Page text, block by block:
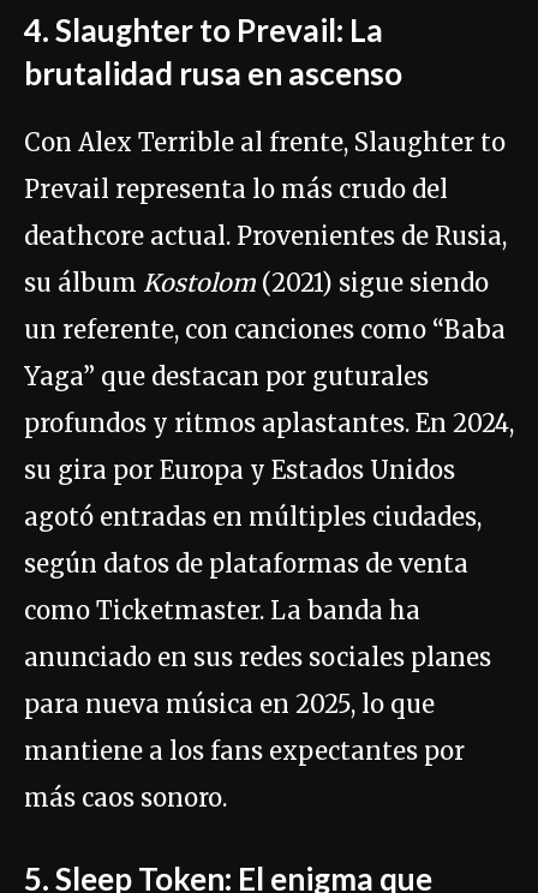
4. Slaughter to Prevail: La
brutalidad rusa en ascenso
Con Alex Terrible al frente, Slaughter to
Prevail representa lo más crudo del
deathcore actual. Provenientes de Rusia,
su álbum Kostolom (2021) sigue siendo
un referente, con canciones como “Baba
Yaga” que destacan por guturales
profundos y ritmos aplastantes. En 2024,
su gira por Europa y Estados Unidos
agotó entradas en múltiples ciudades,
según datos de plataformas de venta
como Ticketmaster. La banda ha
anunciado en sus redes sociales planes
para nueva música en 2025, lo que
mantiene a los fans expectantes por
más caos sonoro.
5. Sleep Token: El enigma que